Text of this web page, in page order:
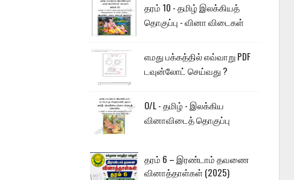
தரம் 10 - தமிழ் இலக்கியத்
தொகுப்பு - வினா விடைகள்
எமது பக்கத்தில் எவ்வாறு PDF
டவுன்லோட் செய்வது ?
O/L - தமிழ் - இலக்கிய
வினாவிடைத் தொகுப்பு
தரம் 6 – இரண்டாம் தவணை
வினாத்தாள்கள் (2025)